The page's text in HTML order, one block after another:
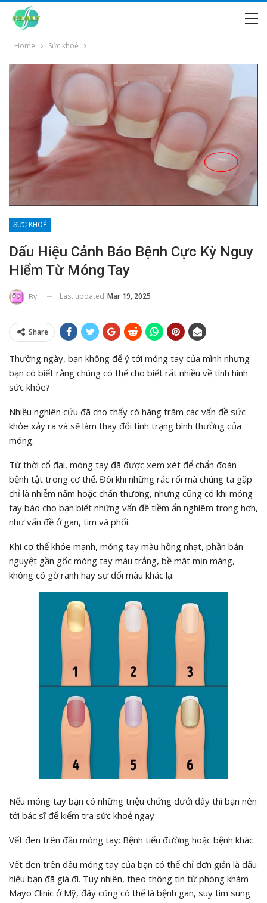
Home Sức khoẻ
SỨC KHOẺ
Dấu Hiệu Cảnh Báo Bệnh Cực Kỳ Nguy
Hiểm Từ Móng Tay
By Last updated Mar 19, 2025
Share
Thường ngày, bạn không để ý tới móng tay của mình nhưng
bạn có biết rằng chúng có thể cho biết rất nhiều về tình hình
sức khỏe?
Nhiều nghiên cứu đã cho thấy có hàng trăm các vấn đề sức
khỏe xảy ra và sẽ làm thay đổi tình trạng bình thường của
móng.
Từ thời cổ đại, móng tay đã được xem xét để chẩn đoán
bệnh tật trong cơ thể. Đôi khi những rắc rối mà chúng ta gặp
chỉ là nhiễm nấm hoặc chấn thương, nhưng cũng có khi móng
tay báo cho bạn biết những vấn đề tiềm ẩn nghiêm trong hơn,
như vấn đề ở gan, tim và phổi.
Khi cơ thể khỏe mạnh, móng tay màu hồng nhạt, phần bán
nguyệt gần gốc móng tay màu trắng, bề mặt mịn màng,
không có gờ rãnh hay sự đổi màu khác lạ.
Nếu móng tay bạn có những triệu chứng dưới đây thì bạn nên
tới bác sĩ để kiểm tra sức khoẻ ngay
Vết đen trên đầu móng tay: Bệnh tiểu đường hoặc bệnh khác
Vết đen trên đầu móng tay của bạn có thể chỉ đơn giản là dấu
hiệu bạn đã già đi. Tuy nhiên, theo thông tin từ phòng khám
Mayo Clinic ở Mỹ, đây cũng có thể là bệnh gan, suy tim sung